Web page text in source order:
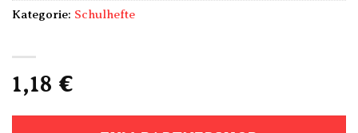
1,18 €
Kategorie: Schulhefte